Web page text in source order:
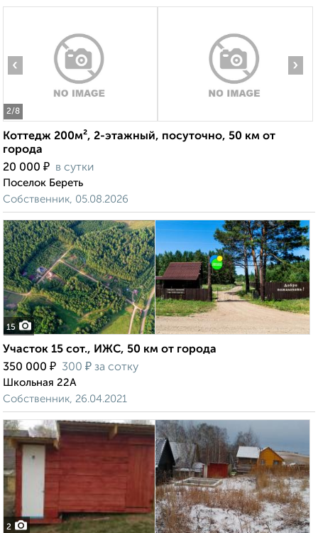
2/8
‹ ›
Коттедж 200м², 2-этажный, посуточно, 50 км от
города
20 000 ₽ в сутки
Поселок Береть
Собственник, 05.08.2026
15
Участок 15 сот., ИЖС, 50 км от города
350 000 ₽ 300 ₽ за сотку
Школьная 22А
Собственник, 26.04.2021
2